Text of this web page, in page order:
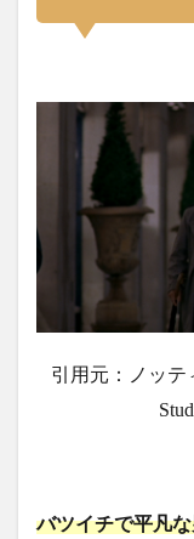
引用元：ノッテ
バツイチで平凡